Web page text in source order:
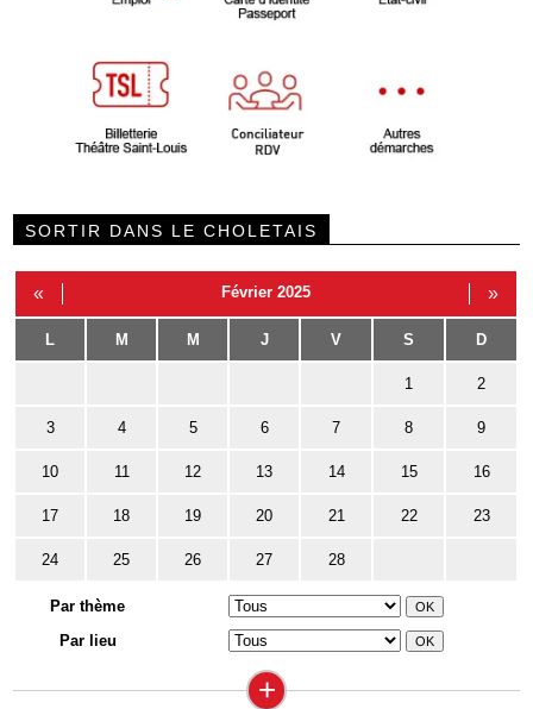
SORTIR DANS LE CHOLETAIS
« Février 2025 »
L M M J V S D
1 2
3 4 5 6 7 8 9
10 11 12 13 14 15 16
17 18 19 20 21 22 23
24 25 26 27 28
Par thème
Par lieu
+